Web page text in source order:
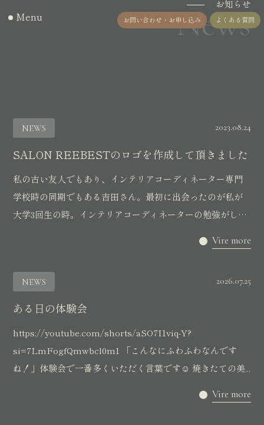
Menu お問い合わせ・お申し込み よくある質問
お知らせ
News
NEWS 2023.08.24
SALON REEBESTのロゴを作成して頂きました
私の古い友人でもあり、インテリアコーディネーター専門
学校時の同期でもある吉田さん。最初に出会ったのが私が
大学3回生の時。インテリアコーディネーターの勉強がした
Vire more
NEWS 2026.07.25
ある日の体験会
https://youtube.com/shorts/aSO7I1viq-Y?
si=7LmFogfQmwbcl0m1 「こんなにふわふわなんです
ね！」体験会で一番多くいただく言葉です☺️ 焼きたての美...
Vire more